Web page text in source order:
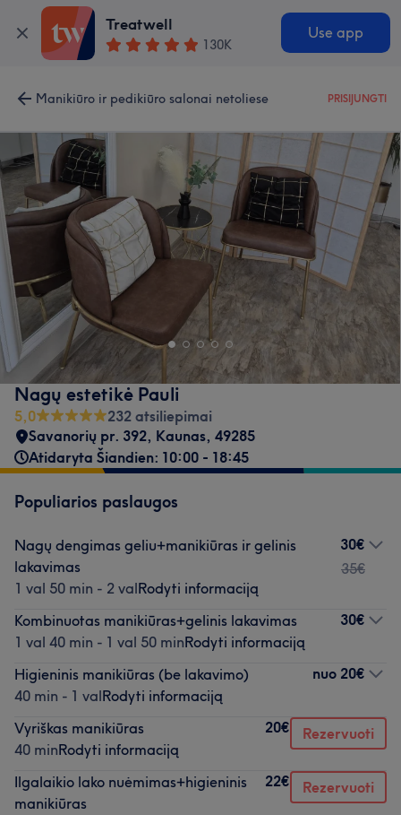
Treatwell
130K
Use app
Manikiūro ir pedikiūro salonai netoliese PRISIJUNGTI
Nagų estetikė Pauli
5,0
232 atsiliepimai
Savanorių pr. 392, Kaunas, 49285
Atidaryta Šiandien: 10:00 - 18:45
Populiarios paslaugos
Nagų dengimas geliu+manikiūras ir gelinis
lakavimas
1 val 50 min - 2 valRodyti informaciją
30€
35€
Kombinuotas manikiūras+gelinis lakavimas
1 val 40 min - 1 val 50 minRodyti informaciją
30€
Higieninis manikiūras (be lakavimo)
40 min - 1 valRodyti informaciją
nuo 20€
Vyriškas manikiūras
40 minRodyti informaciją
20€ Rezervuoti
Ilgalaikio lako nuėmimas+higieninis
manikiūras
22€ Rezervuoti